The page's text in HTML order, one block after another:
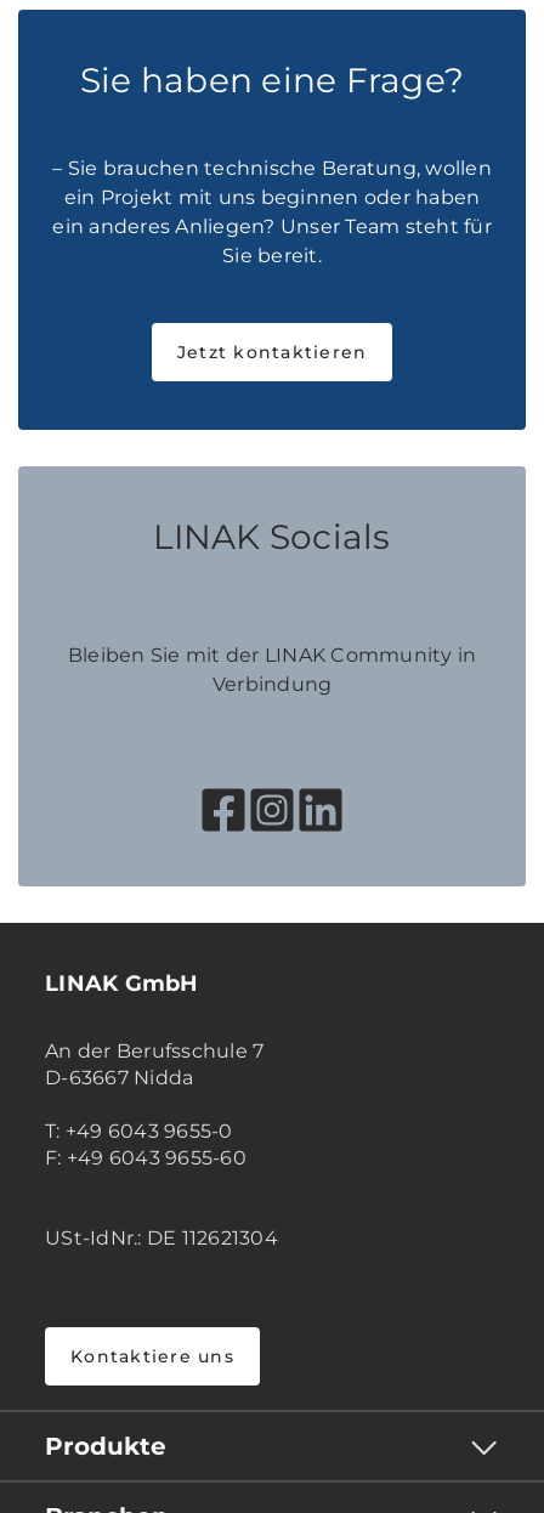
Sie haben eine Frage?
– Sie brauchen technische Beratung, wollen
ein Projekt mit uns beginnen oder haben
ein anderes Anliegen? Unser Team steht für
Sie bereit.
Jetzt kontaktieren
LINAK Socials
Bleiben Sie mit der LINAK Community in
Verbindung
LINAK GmbH
An der Berufsschule 7
D-63667 Nidda
T: +49 6043 9655-0
F: +49 6043 9655-60
USt-IdNr.: DE 112621304
Kontaktiere uns
Produkte